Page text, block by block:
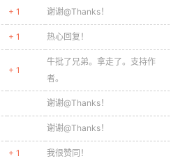
+ 1 谢谢@Thanks！
+ 1 热心回复！
+ 1
牛批了兄弟。拿走了。支持作
者。
谢谢@Thanks！
谢谢@Thanks！
+ 1 我很赞同！